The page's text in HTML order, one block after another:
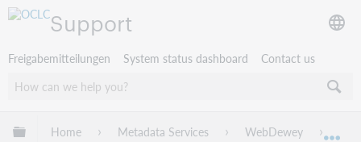
Support
Freigabemitteilungen System status dashboard Contact us
Globale Hierarchie expandieren/verbergen
Home Metadata Services WebDewey